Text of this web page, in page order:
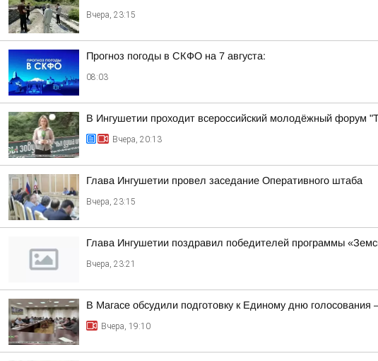
Вчера, 23:15
Прогноз погоды в СКФО на 7 августа:
08:03
В Ингушетии проходит всероссийский молодёжный форум
Вчера, 20:13
Глава Ингушетии провел заседание Оперативного штаба
Вчера, 23:15
Глава Ингушетии поздравил победителей программы
Вчера, 23:21
В Магасе обсудили подготовку к Единому дню голосования
Вчера, 19:10